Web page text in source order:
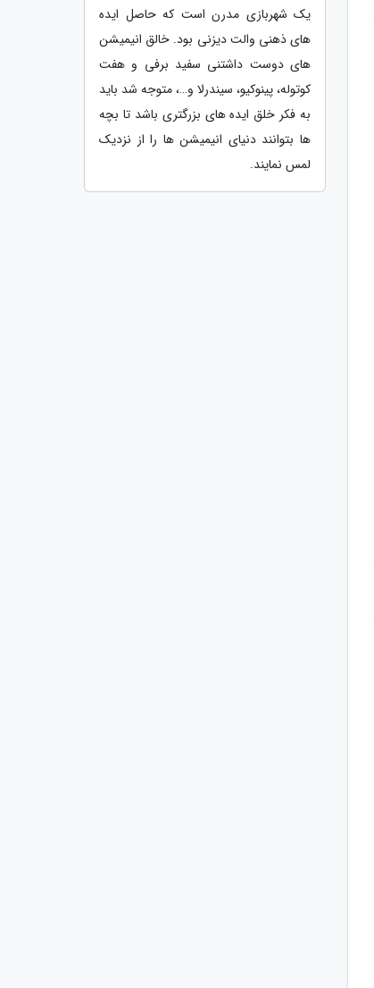
یک شهربازی مدرن است که حاصل ایده
های ذهنی والت دیزنی بود. خالق انیمیشن
های دوست داشتنی سفید برفی و هفت
کوتوله، پینوکیو، سیندرلا و…، متوجه شد باید
به فکر خلق ایده های بزرگتری باشد تا بچه
ها بتوانند دنیای انیمیشن ها را از نزدیک
لمس نمایند.